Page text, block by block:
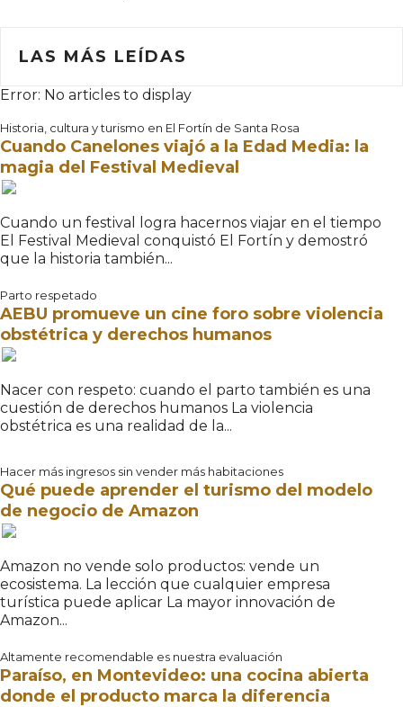
LAS MÁS LEÍDAS
Error: No articles to display
Historia, cultura y turismo en El Fortín de Santa Rosa
Cuando Canelones viajó a la Edad Media: la
magia del Festival Medieval
Cuando un festival logra hacernos viajar en el tiempo
El Festival Medieval conquistó El Fortín y demostró
que la historia también...
Parto respetado
AEBU promueve un cine foro sobre violencia
obstétrica y derechos humanos
Nacer con respeto: cuando el parto también es una
cuestión de derechos humanos La violencia
obstétrica es una realidad de la...
Hacer más ingresos sin vender más habitaciones
Qué puede aprender el turismo del modelo
de negocio de Amazon
Amazon no vende solo productos: vende un
ecosistema. La lección que cualquier empresa
turística puede aplicar La mayor innovación de
Amazon...
Altamente recomendable es nuestra evaluación
Paraíso, en Montevideo: una cocina abierta
donde el producto marca la diferencia